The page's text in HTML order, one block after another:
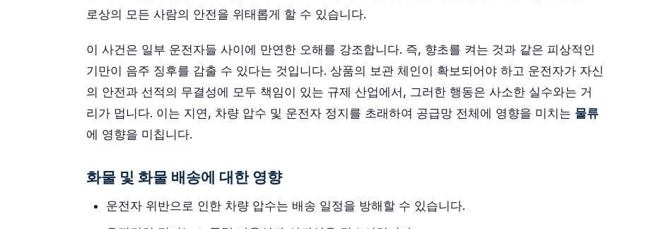
로상의 모든 사람의 안전을 위태롭게 할 수 있습니다.
이 사건은 일부 운전자들 사이에 만연한 오해를 강조합니다. 즉, 향초를 켜는 것과 같은 피상적인
기만이 음주 징후를 감출 수 있다는 것입니다. 상품의 보관 체인이 확보되어야 하고 운전자가 자신
의 안전과 선적의 무결성에 모두 책임이 있는 규제 산업에서, 그러한 행동은 사소한 실수와는 거
리가 멉니다. 이는 지연, 차량 압수 및 운전자 정지를 초래하여 공급망 전체에 영향을 미치는 물류
에 영향을 미칩니다.
화물 및 화물 배송에 대한 영향
운전자 위반으로 인한 차량 압수는 배송 일정을 방해할 수 있습니다.